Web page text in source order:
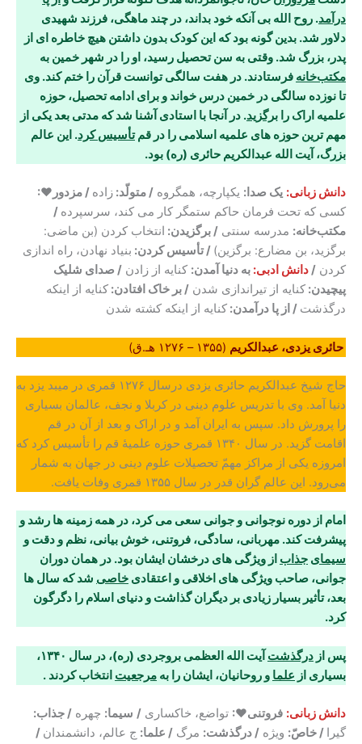
درآمد. روح الله بی آنکه خود بداند، در چند ماهگی، فرزند شهیدی
دلاور شد. بدین گونه بود که این کودک بدون داشتن هیچ خاطره ای از
پدر، بزرگ شد. وقتی به سن تحصیل رسید، او را در شهر خمین به
مکتب‌خانه فرستادند. در هفت سالگی توانست قرآن را ختم کند. وی
تا نوزده سالگی در خمین درس خواند و برای ادامه تحصیل، حوزه
علمیه اراک را برگزید. در آنجا با استادی آشنا شد که مدتی بعد یکی از
مهم ترین حوزه های علمیه اسلامی را در قمتأسیس کرد. این عالم
بزرگ، آیت الله عبدالکریم حائری (ره) بود.
دانش زبانی: یک صدا: یکپارچه، همگروه / متولّد: زاده / مزدور♥:
کسی که تحت فرمان حاکم ستمگر کار می کند، سرسپرده /
مکتب‌خانه: مدرسه سنتی / برگزیدن: انتخاب کردن (بن ماضی:
برگزید، بن مضارع: برگزین) / تأسیس کردن: بنیاد نهادن، راه اندازی
کردن /دانش ادبی: به دنیا آمدن: کنایه از زادن / صدای شلیک
پیچیدن: کنایه از تیراندازی شدن / بر خاک افتادن: کنایه از اینکه
درگذشت / از پا درآمدن: کنایه از اینکه کشته شدن
حائری یزدی، عبدالکریم (۱۳۵۵ – ۱۲۷۶ هـ.ق)
حاج شیخ عبدالکریم حائری یزدی درسال ۱۲۷۶ قمری در میبد یزد به
دنیا آمد. وی با تدریس علوم دینی در کربلا و نجف، عالمان بسیاری
را پرورش داد. سپس به ایران آمد و در اراک و بعد از آن در قم
اقامت گزید. در سال ۱۳۴۰ قمری حوزه علمیهٔ قم را تأسیس کرد که
امروزه یکی از مراکز مهمّ تحصیلات علوم دینی در جهان به شمار
می‌رود. این عالم گران قدر در سال ۱۳۵۵ قمری وفات یافت.
امام از دوره نوجوانی و جوانی سعی می کرد، در همه زمینه ها رشد و
پیشرفت کند. مهربانی، سادگی، فروتنی، خوش بیانی، نظم و دقت و
سیمای جذاب از ویژگی های درخشان ایشان بود. در همان دوران
جوانی، صاحب ویژگی های اخلاقی و اعتقادی خاصی شد که سال ها
بعد، تأثیر بسیار زیادی بر دیگران گذاشت و دنیای اسلام را دگرگون
کرد.
پس از درگذشت
آیت الله العظمی بروجردی (ره)، در سال ۱۳۴۰،
بسیاری از علما و روحانیان، ایشان را به مرجعیت انتخاب کردند .
دانش زبانی: فروتنی♥: تواضع، خاکساری / سیما: چهره / جذاب:
گیرا / خاصّ: ویژه / درگذشت: مرگ / علما: ج عالم، دانشمندان /